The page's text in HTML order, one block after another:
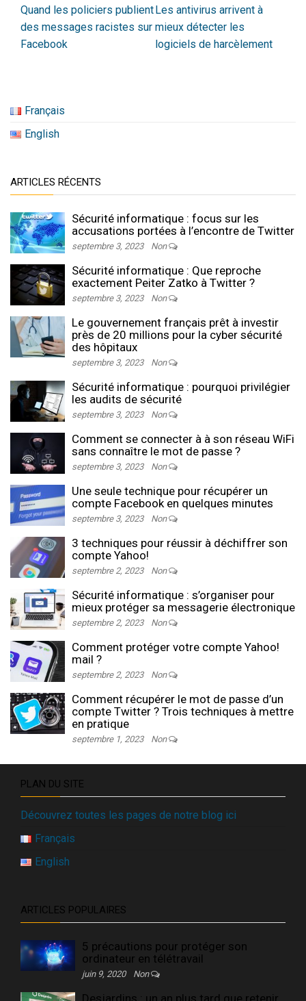
Quand les policiers publient
des messages racistes sur
Facebook
Les antivirus arrivent à
mieux détecter les
logiciels de harcèlement
Français
English
ARTICLES RÉCENTS
Sécurité informatique : focus sur les
accusations portées à l’encontre de Twitter
septembre 3, 2023 Non
Sécurité informatique : Que reproche
exactement Peiter Zatko à Twitter ?
septembre 3, 2023 Non
Le gouvernement français prêt à investir
près de 20 millions pour la cyber sécurité
des hôpitaux
septembre 3, 2023 Non
Sécurité informatique : pourquoi privilégier
les audits de sécurité
septembre 3, 2023 Non
Comment se connecter à à son réseau WiFi
sans connaître le mot de passe ?
septembre 3, 2023 Non
Une seule technique pour récupérer un
compte Facebook en quelques minutes
septembre 3, 2023 Non
3 techniques pour réussir à déchiffrer son
compte Yahoo!
septembre 2, 2023 Non
Sécurité informatique : s’organiser pour
mieux protéger sa messagerie électronique
septembre 2, 2023 Non
Comment protéger votre compte Yahoo!
mail ?
septembre 2, 2023 Non
Comment récupérer le mot de passe d’un
compte Twitter ? Trois techniques à mettre
en pratique
septembre 1, 2023 Non
PLAN DU SITE
Découvrez toutes les pages de notre blog ici
Français
English
ARTICLES POPULAIRES
5 précautions pour protéger son
ordinateur en télétravail
juin 9, 2020 Non
Desjardins : un an plus tard que retenir